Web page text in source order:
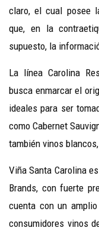
claro, el cual posee
que, en la
supuesto, la
La línea Carolina
busca enmarcar el
ideales para ser
como Cabernet
también vinos
Viña Santa Carolina
Brands, con fuerte
cuenta con un
consumidores vinos